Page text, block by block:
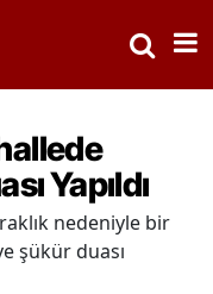
Yapıldı
nedeniyle bir
şükür duası